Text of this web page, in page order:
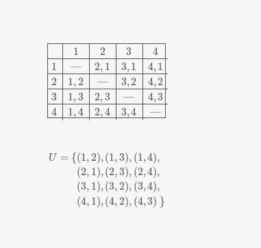
1
2
3
4
1
—
1,2
1,3
1,4
2
2, 1
—
2,3
2,4
3
3,1
3,2
—
3,4
4
4,1
4,2
4,3
—
23 1―2 ,14, 1,2― ,24,2
U = {(1,2),(1,3), (1,4),
(2, 1),(2,3), (2,4),
(3, 1),(3,2), (3,4),
(4, 1),(4,2), (4,3) }
), (1 3 ) ,( 1 ,4 ,(2, 1 ), ( 2,3)